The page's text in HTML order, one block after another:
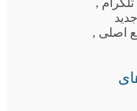
,
اصلی ,